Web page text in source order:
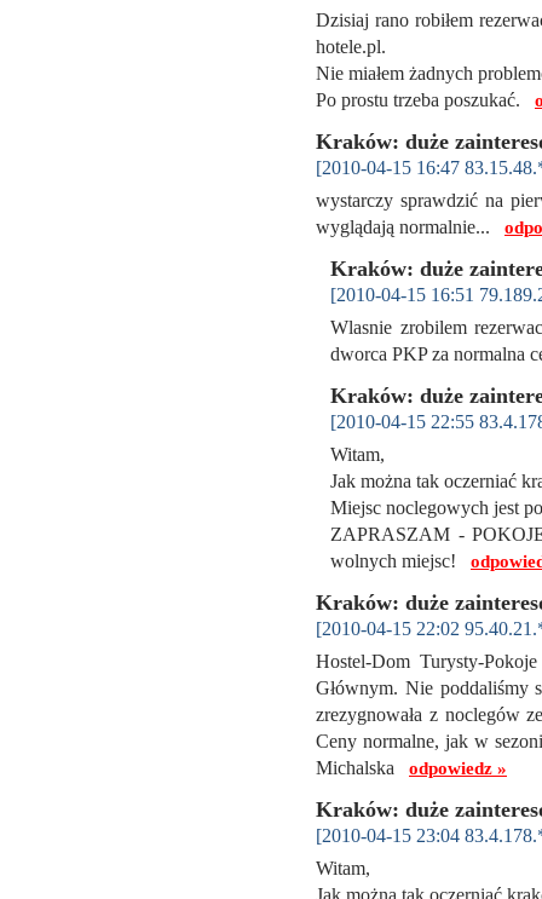
Dzisiaj rano robiłem
hotele.pl.
Nie miałem żadnych
Po prostu trzeba poszukać.
Kraków: duże
[2010-04-15 16:47
wystarczy sprawdzić na
wyglądają normalnie...
Kraków: duże
[2010-04-15 16:51
Wlasnie zrobilem
dworca PKP za normalna
Kraków: duże
[2010-04-15 22:55
Witam,
Jak można tak oczerniać
Miejsc noclegowych jest
ZAPRASZAM -
wolnych miejsc!
Kraków: duże
[2010-04-15 22:02
Hostel-Dom Turysty-
Głównym. Nie poddaliśmy
zrezygnowała z noclegów
Ceny normalne, jak w
Michalska odpowiedz »
Kraków: duże
[2010-04-15 23:04
Witam,